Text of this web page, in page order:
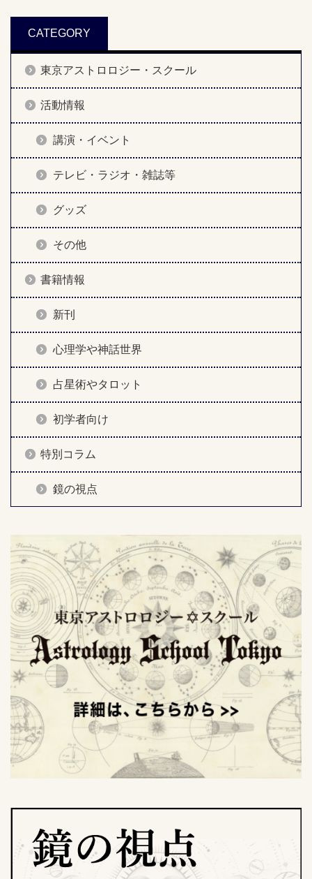
CATEGORY
東京アストロロジー・スクール
活動情報
講演・イベント
テレビ・ラジオ・雑誌等
グッズ
その他
書籍情報
新刊
心理学や神話世界
占星術やタロット
初学者向け
特別コラム
鏡の視点